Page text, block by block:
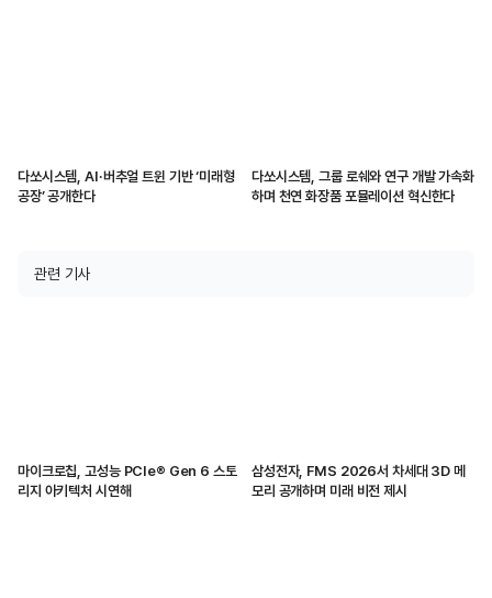
다쏘시스템, AI·버추얼 트윈 기반 ‘미래형
공장’ 공개한다
다쏘시스템, 그룹 로쉐와 연구 개발 가속화
하며 천연 화장품 포뮬레이션 혁신한다
관련 기사
마이크로칩, 고성능 PCIe® Gen 6 스토
리지 아키텍처 시연해
삼성전자, FMS 2026서 차세대 3D 메
모리 공개하며 미래 비전 제시